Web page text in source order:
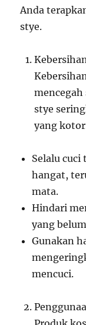
Anda
stye.
stye
yang
Selalu cuci
hangat,
mata.
Hindari
yang
Gunakan
mencuci.